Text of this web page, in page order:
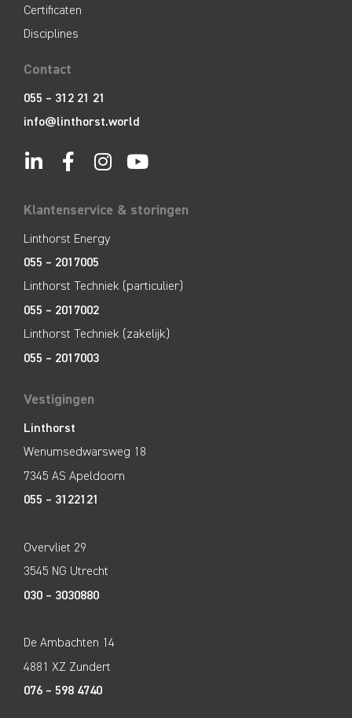
Certificaten
Disciplines
Contact
055 – 312 21 21
info@linthorst.world
Klantenservice & storingen
Linthorst Energy
055 – 2017005
Linthorst Techniek (particulier)
055 – 2017002
Linthorst Techniek (zakelijk)
055 – 2017003
Vestigingen
Linthorst
Wenumsedwarsweg 18
7345 AS Apeldoorn
055 – 3122121
Overvliet 29
3545 NG Utrecht
030 – 3030880
De Ambachten 14
4881 XZ Zundert
076 – 598 4740